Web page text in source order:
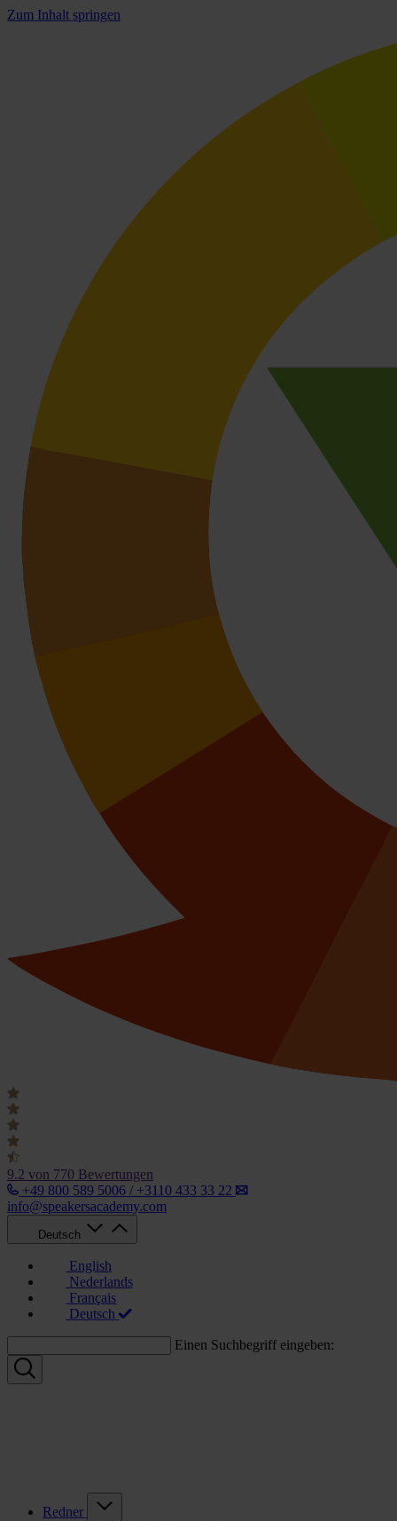
Zum Inhalt springen
9.2 von 770 Bewertungen
+49 800 589 5006 / +3110 433 33 22
info@speakersacademy.com
Deutsch
English
Nederlands
Français
Deutsch
Einen Suchbegriff eingeben:
Redner